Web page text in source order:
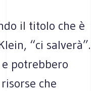
il titolo che è
“ci salverà”.
potrebbero
che